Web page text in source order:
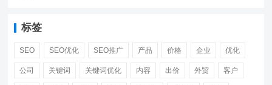
标签
SEO SEO优化 SEO推广 产品 价格 企业 优化
公司 关键词 关键词优化 内容 出价 外贸 客户